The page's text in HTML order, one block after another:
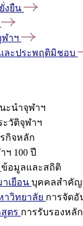
งยืน
าฯ
ละประพฤติมิชอบ
ะนำจุฬาฯ
ะวัติจุฬาฯ
กิจหลัก
ฯ 100 ปี
ข้อมูลและสถิติ
เยือน บุคคลสำคัญ
าวิทยาลัย การจัดอั
ตร การรับรองหลั